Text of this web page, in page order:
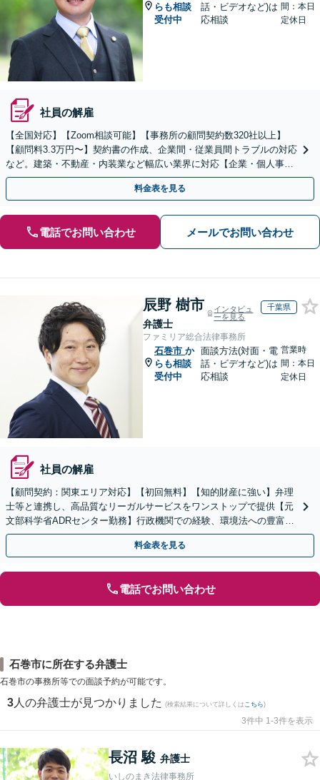
らも相談
受付中
話・ビデオなど)は
応相談
間：本日
定休日
社員の解雇
【全国対応】【Zoom相談可能】【事務所の顧問契約数320社以上】
【顧問料3.3万円〜】契約書の作成、企業間・従業員間トラブルの対応
など。建築・不動産・内装業など幅広い業界に対応【企業・個人事業
主の方初回面談無料】
料金表を見る
電話でお問い合わせ メールでお問い合わせ
辰野 樹市
弁護士
インタビュ
ーを見る
千葉県
ファミリア総合法律事務所
石巻市 か
らも相談
受付中
面談方法(対面・電
話・ビデオなど)は
応相談
営業時
間：本日
定休日
社員の解雇
【顧問契約：関東エリア対応】【初回無料】【知的財産に強い】弁理
士等と連携し、高品質なリーガルサービスをワンストップで提供【元
文部科学省ADRセンター勤務】行政機関での経験、環境法への豊富な
知識を活かし、事業者さまの抱える問題を解決へ導きます
料金表を見る
電話でお問い合わせ
石巻市に所在する弁護士
石巻市の事務所等での面談予約が可能です。
3 人の弁護士が見つかりました (検索結果について詳しくは こちら)
3件中 1-3件を表示
長沼 駿 弁護士
いしのまき法律事務所